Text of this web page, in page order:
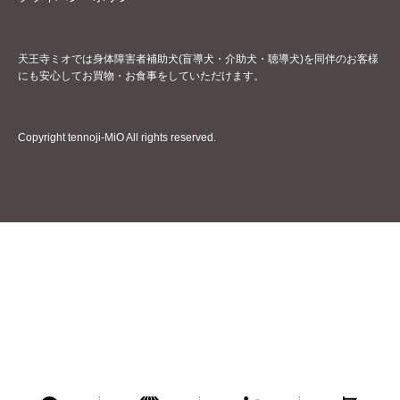
天王寺ミオでは身体障害者補助犬(盲導犬・介助犬・聴導犬)を同伴のお客様
にも安心してお買物・お食事をしていただけます。
Copyright tennoji-MiO All rights reserved.